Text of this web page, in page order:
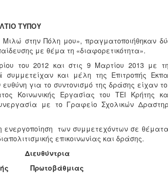
ΤΥΠΟΥ
στην Πόλη μου», πραγματοποιήθηκαν
με θέμα τη «διαφορετικότητα».
του 2012 και στις 9 Μαρτίου 2013 με
και μέλη της Επιτροπής
για το συντονισμό της δράσης είχαν
Κοινωνικής Εργασίας του ΤΕΙ Κρήτης
με το Γραφείο Σχολικών
ενεργοποίηση των συμμετεχόντων σε
επικοινωνίας και δράσης.
Πρωτοβάθμιας